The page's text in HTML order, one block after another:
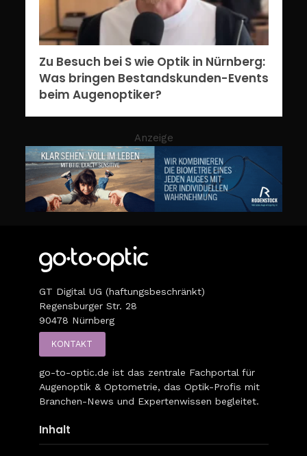
Zu Besuch bei S wie Optik in Nürnberg:
Was bringen Bestandskunden-Events
beim Augenoptiker?
Anzeige
GT Digital UG (haftungsbeschränkt)
Regensburger Str. 28
90478 Nürnberg
KONTAKT
go-to-optic.de ist das zentrale Fachportal für
Augenoptik & Optometrie, das Optik-Profis mit
Branchen-News und Expertenwissen begleitet.
Inhalt